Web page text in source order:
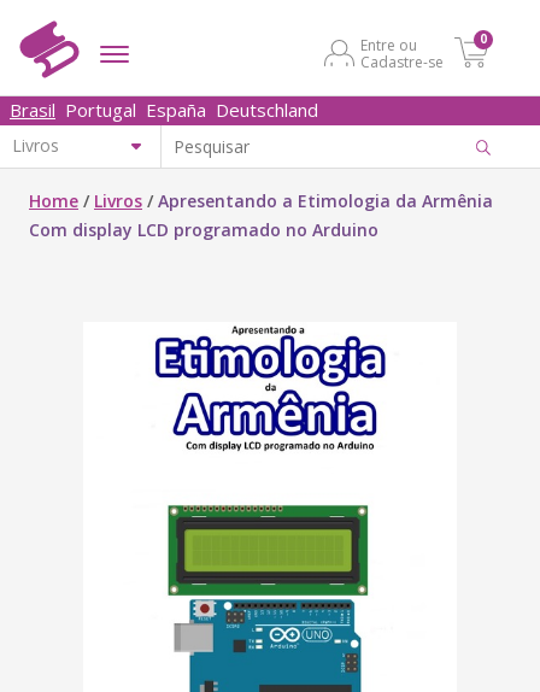
Entre ou
Cadastre-se
0
Brasil Portugal España Deutschland
Home / Livros /Apresentando a Etimologia da Armênia
Com display LCD programado no Arduino